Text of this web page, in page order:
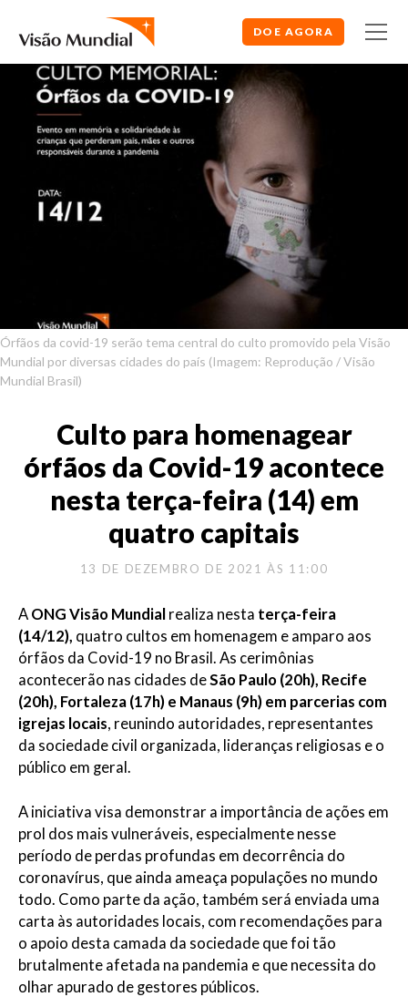
DOE AGORA
Órfãos da covid-19 serão tema central do culto promovido pela Visão
Mundial por diversas cidades do país (Imagem: Reprodução / Visão
Mundial Brasil)
Culto para homenagear
órfãos da Covid-19 acontece
nesta terça-feira (14) em
quatro capitais
13 DE DEZEMBRO DE 2021 ÀS 11:00
A ONG Visão Mundial realiza nesta terça-feira
(14/12), quatro cultos em homenagem e amparo aos
órfãos da Covid-19 no Brasil. As cerimônias
acontecerão nas cidades deSão Paulo (20h), Recife
(20h), Fortaleza (17h) e Manaus (9h) em parcerias com
igrejas locais, reunindo autoridades, representantes
da sociedade civil organizada, lideranças religiosas e o
público em geral.
A iniciativa visa demonstrar a importância de ações em
prol dos mais vulneráveis, especialmente nesse
período de perdas profundas em decorrência do
coronavírus, que ainda ameaça populações no mundo
todo. Como parte da ação, também será enviada uma
carta às autoridades locais, com recomendações para
o apoio desta camada da sociedade que foi tão
brutalmente afetada na pandemia e que necessita do
olhar apurado de gestores públicos.